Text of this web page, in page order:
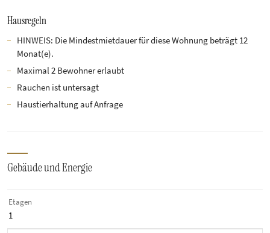
Hausregeln
HINWEIS: Die Mindestmietdauer für diese Wohnung beträgt 12
Monat(e).
Maximal 2 Bewohner erlaubt
Rauchen ist untersagt
Haustierhaltung auf Anfrage
Gebäude und Energie
Etagen
1